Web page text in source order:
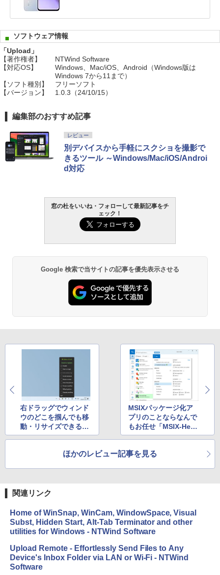
ソフトウェア情報
「Upload」
【著作権者】
NTWind Software
【対応OS】
Windows、Mac/iOS、Android（Windows版は
Windows 7から11まで）
【ソフト種別】
フリーソフト
【バージョン】
1.0.3（24/10/15）
編集部のおすすめ記事
レビュー
別デバイスから手軽にスクショを撮影で
きるツール ～Windows/Mac/iOS/Androi
d対応
窓の杜をいいね・フォローして最新記事をチ
ェック！
Google 検索で当サイトの記事を優先表示させる
右ドラッグでウィンド
ウのどこを掴んでも移
動・リサイズできる便
利ツール「DragWin」
MSIXパッケージ化ア
プリのことならなんで
もお任せ「MSIX-Her
o」 ～依存関係の可視
ほかのレビュー記事を見る
関連リンク
Home of WinSnap, WinCam, WindowSpace, Visual
Subst, Hidden Start, Alt-Tab Terminator and other
utilities for Windows - NTWind Software
Upload Remote - Effortlessly Send Files to Any
Device's Inbox Folder via LAN or Wi-Fi - NTWind
Software